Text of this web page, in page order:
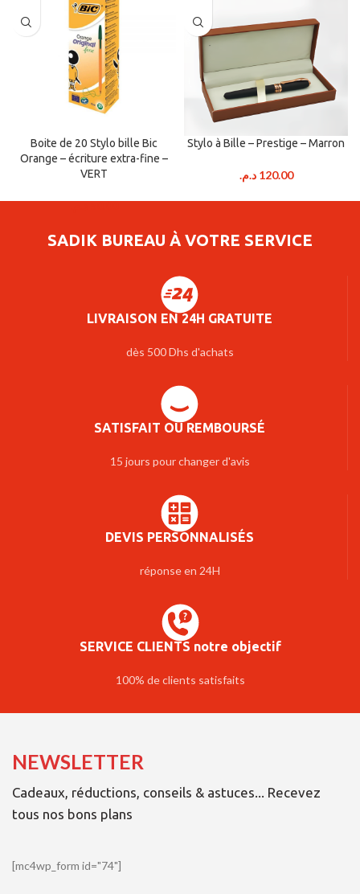
Boite de 20 Stylo bille Bic
Orange – écriture extra-fine –
VERT
50.00د.م.
Stylo à Bille – Prestige – Marron
120.00 د.م.
SADIK BUREAU À VOTRE SERVICE
LIVRAISON EN 24H GRATUITE
dès 500 Dhs d'achats
SATISFAIT OU REMBOURSÉ
15 jours pour changer d'avis
DEVIS PERSONNALISÉS
réponse en 24H
SERVICE CLIENTS notre objectif
100% de clients satisfaits
NEWSLETTER
Cadeaux, réductions, conseils & astuces... Recevez
tous nos bons plans
[mc4wp_form id="74"]